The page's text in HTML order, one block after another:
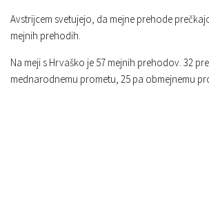
Avstrijcem svetujejo, da mejne prehode
mejnih prehodih.
Na meji s Hrvaško je 57 mejnih prehodov. 32
mednarodnemu prometu, 25 pa obmejnemu